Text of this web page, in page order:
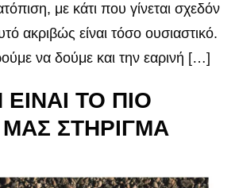
με κάτι που γίνεται σχεδόν
ακριβώς είναι τόσο ουσιαστικό.
να δούμε και την εαρινή […]
ΕΙΝΑΙ ΤΟ ΠΙΟ
ΣΤΗΡΙΓΜΑ